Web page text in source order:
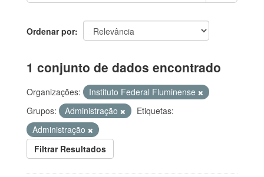
Ordenar por
1 conjunto de dados encontrado
Organizações:
Instituto Federal Fluminense
Grupos:
Administração
Etiquetas:
Administração
Filtrar Resultados